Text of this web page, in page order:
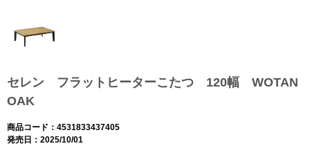
セレン フラットヒーターこたつ 120幅 WOTAN
OAK
商品コード：4531833437405
発売日：2025/10/01